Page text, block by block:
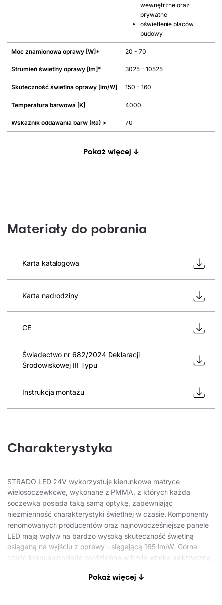
wewnętrzne oraz
prywatne
oświetlenie placów
budowy
Moc znamionowa oprawy [W]* 20 - 70
Strumień świetlny oprawy [lm]* 3025 - 10525
Skuteczność świetlna oprawy [lm/W] 150 - 160
Temperatura barwowa [K] 4000
Wskaźnik oddawania barw (Ra) > 70
Pokaż więcej ↓
Materiały do pobrania
Karta katalogowa
Karta nadrodziny
CE
Świadectwo nr 682/2024 Deklaracji
Środowiskowej III Typu
Instrukcja montażu
Charakterystyka
STRADO LED 24V wykorzystuje kierunkowe matryce
wielosoczewkowe, wykonane z PMMA, z których każda
soczewka posiada taką samą optykę, zapewniając
niezmienność charakterystyki świetlnej w czasie. Komponenty
renomowanych producentów oraz najnowocześniejsze panele
LED mają wpływ na bardzo wysoką skuteczność świetlną
osiąganą na wyjściu z oprawy - sięgającą 165 lm/W. Górna
część korpusu posiada wydzieloną w bryle wnękę elektryczną,
elementów, niezależnie od modułu świetlnego. Dolną
Pokaż więcej ↓